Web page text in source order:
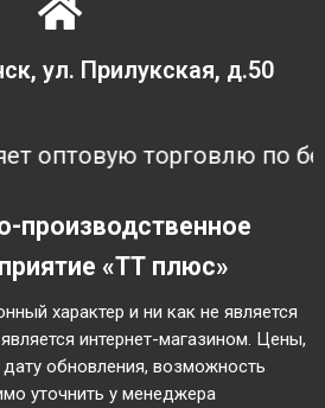
ул. Прилукская, д.50
торговлю по
производственное
«ТТ плюс»
характер и ни как не является
интернет-магазином. Цены,
обновления, возможность
уточнить у менеджера